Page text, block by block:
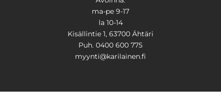
ma-pe 9-17
la 10-14
Kisällintie 1, 63700 Ähtäri
Puh. 0400 600 775
myynti@karilainen.fi